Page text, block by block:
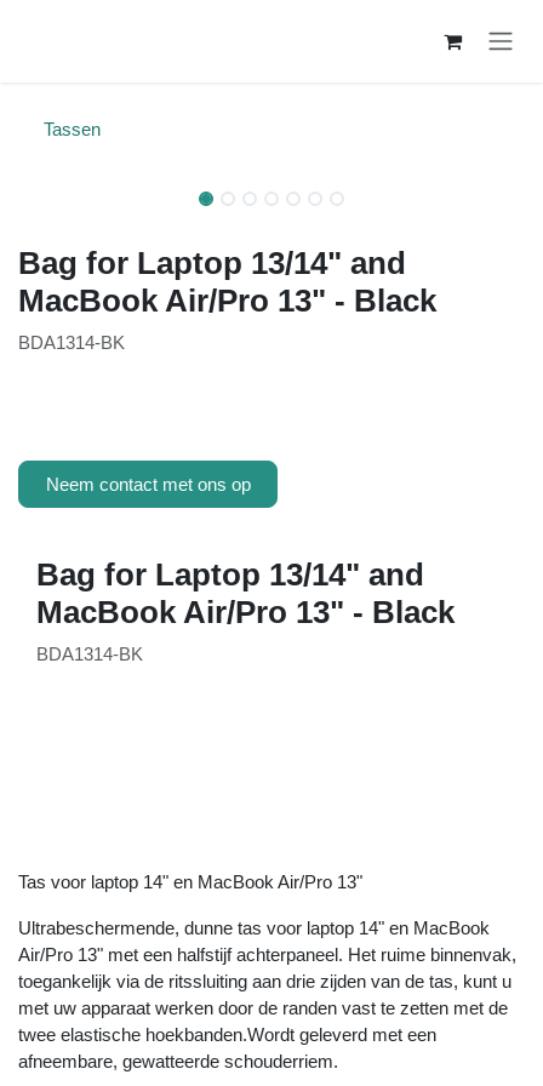
Tassen
Bag for Laptop 13/14" and
MacBook Air/Pro 13" - Black
BDA1314-BK
Neem contact met ons op
Bag for Laptop 13/14" and
MacBook Air/Pro 13" - Black
BDA1314-BK
Tas voor laptop 14" en MacBook Air/Pro 13"
Ultrabeschermende, dunne tas voor laptop 14" en MacBook
Air/Pro 13" met een halfstijf achterpaneel. Het ruime
binnenvak, toegankelijk via de ritssluiting aan drie zijden van
de tas, kunt u met uw apparaat werken door de randen vast
te zetten met de twee elastische hoekbanden.Wordt
geleverd met een afneembare, gewatteerde schouderriem.